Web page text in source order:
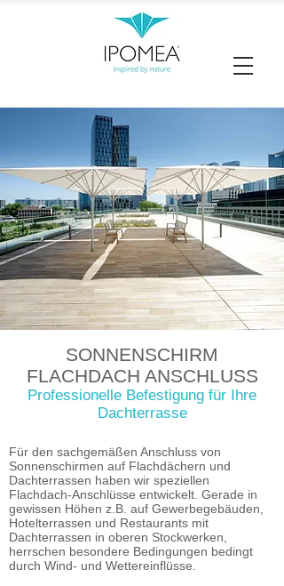
SONNENSCHIRM
FLACHDACH ANSCHLUSS
Professionelle Befestigung für Ihre
Dachterrasse
Für den sachgemäßen Anschluss von
Sonnenschirmen auf Flachdächern und
Dachterrassen haben wir speziellen
Flachdach-Anschlüsse entwickelt. Gerade in
gewissen Höhen z.B. auf Gewerbegebäuden,
Hotelterrassen und Restaurants mit
Dachterrassen in oberen Stockwerken,
herrschen besondere Bedingungen bedingt
durch Wind- und Wettereinflüsse.